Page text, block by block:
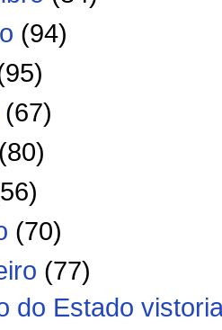
(94)
(67)
(80)
(70)
(77)
do Estado